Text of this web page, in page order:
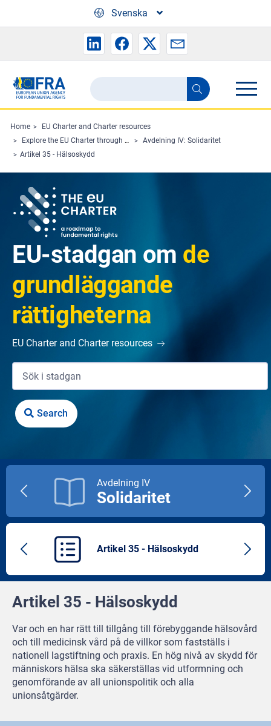
Svenska
Search
the
FRA
website
Search
Home
EU Charter and Charter resources
Explore the EU Charter through Charterpedia
Avdelning IV: Solidaritet
Artikel 35 - Hälsoskydd
EU-stadgan om de
grundläggande
rättigheterna
EU Charter and Charter resources
Avdelning IV
Solidaritet
Previous
Artikel 35 - Hälsoskydd
Artikel 35 - Hälsoskydd
Var och en har rätt till tillgång till förebyggande hälsovård
och till medicinsk vård på de villkor som fastställs i
nationell lagstiftning och praxis. En hög nivå av skydd för
människors hälsa ska säkerställas vid utformning och
genomförande av all unionspolitik och alla
unionsåtgärder.